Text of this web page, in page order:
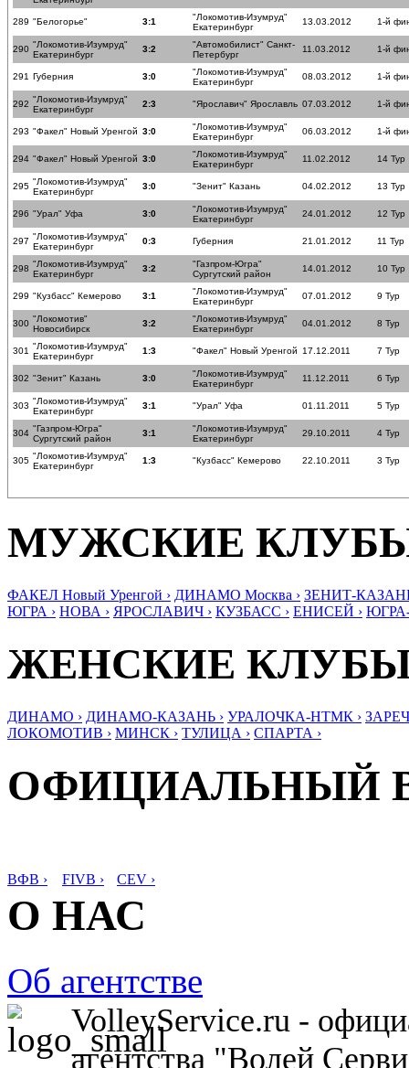
289 "Белогорье" 3:1
"Локомотив-Изумруд"
Екатеринбург
13.03.2012 1-й
290 "Локомотив-Изумруд"
Екатеринбург
3:2
"Автомобилист" Санкт-
Петербург
11.03.2012 1-й
291 Губерния 3:0
"Локомотив-Изумруд"
Екатеринбург
08.03.2012 1-й
292 "Локомотив-Изумруд"
Екатеринбург
2:3 "Ярославич" Ярославль 07.03.2012 1-й
293 "Факел" Новый Уренгой 3:0
"Локомотив-Изумруд"
Екатеринбург
06.03.2012 1-й
294 "Факел" Новый Уренгой 3:0
"Локомотив-Изумруд"
Екатеринбург
11.02.2012 14 Тур
295 "Локомотив-Изумруд"
Екатеринбург
3:0 "Зенит" Казань 04.02.2012 13 Тур
296 "Урал" Уфа 3:0
"Локомотив-Изумруд"
Екатеринбург
24.01.2012 12 Тур
297 "Локомотив-Изумруд"
Екатеринбург
0:3 Губерния 21.01.2012 11 Тур
298 "Локомотив-Изумруд"
Екатеринбург
3:2
"Газпром-Югра"
Сургутский район
14.01.2012 10 Тур
299 "Кузбасс" Кемерово 3:1
"Локомотив-Изумруд"
Екатеринбург
07.01.2012 9 Тур
300 "Локомотив"
Новосибирск
3:2
"Локомотив-Изумруд"
Екатеринбург
04.01.2012 8 Тур
301 "Локомотив-Изумруд"
Екатеринбург
1:3 "Факел" Новый Уренгой 17.12.2011 7 Тур
302 "Зенит" Казань 3:0
"Локомотив-Изумруд"
Екатеринбург
11.12.2011 6 Тур
303 "Локомотив-Изумруд"
Екатеринбург
3:1 "Урал" Уфа 01.11.2011 5 Тур
304 "Газпром-Югра"
Сургутский район
3:1
"Локомотив-Изумруд"
Екатеринбург
29.10.2011 4 Тур
305 "Локомотив-Изумруд"
Екатеринбург
1:3 "Кузбасс" Кемерово 22.10.2011 3 Тур
МУЖСКИЕ
ФАКЕЛ Новый Уренгой › ДИНАМО Москва › ЗЕНИТ-
ЮГРА › НОВА › ЯРОСЛАВИЧ › КУЗБАСС › ЕНИСЕЙ ›
ЖЕНСКИЕ
ДИНАМО › ДИНАМО-КАЗАНЬ › УРАЛОЧКА-НТМК ›
ЛОКОМОТИВ › МИНСК › ТУЛИЦА › СПАРТА ›
ОФИЦИАЛЬНЫЙ
ВФВ › FIVB › CEV ›
О НАС
Об агентстве
VolleyService.ru -
агентства "Волей